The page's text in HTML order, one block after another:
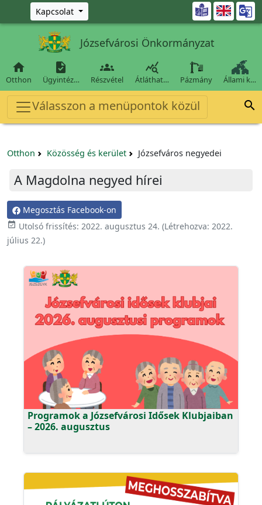
Ugrás a fő tartalomra
Kapcsolat 
Józsefvárosi Önkormányzat

Otthon

Ügyintéz…

Részvétel

Átláthat… Pázmány Állami k…
Válasszon a menüpontok közül 
Otthon Közösség és kerület Józsefváros negyedei
A Magdolna negyed hírei
Megosztás Facebook-on
event_available Utolsó frissítés: 2022. augusztus 24. (Létrehozva: 2022.
július 22.)
Programok a Józsefvárosi Idősek Klubjaiban
– 2026. augusztus